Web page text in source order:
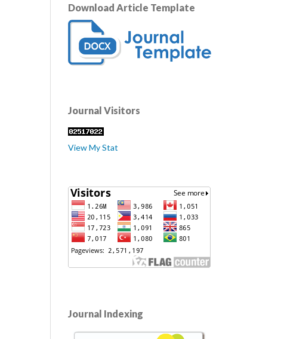
Download Article Template
Journal Visitors
View My Stat
Journal Indexing